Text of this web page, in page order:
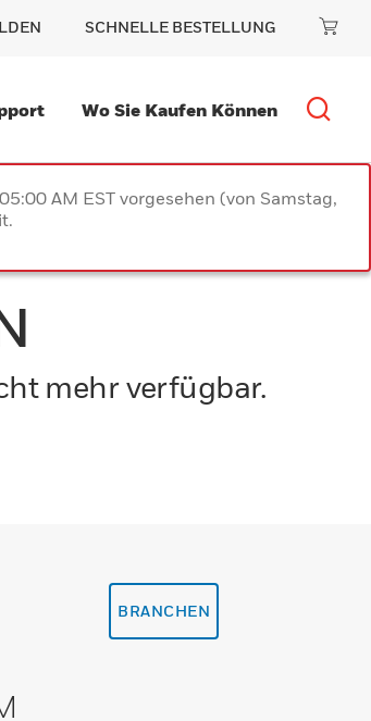
SCHNELLE BESTELLUNG
Wo Sie Kaufen Können
AM EST vorgesehen (von Samstag,
mehr verfügbar.
BRANCHEN